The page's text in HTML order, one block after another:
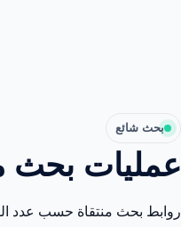
بحث شائع
عمليات بحث
روابط بحث منتقاة حسب عدد